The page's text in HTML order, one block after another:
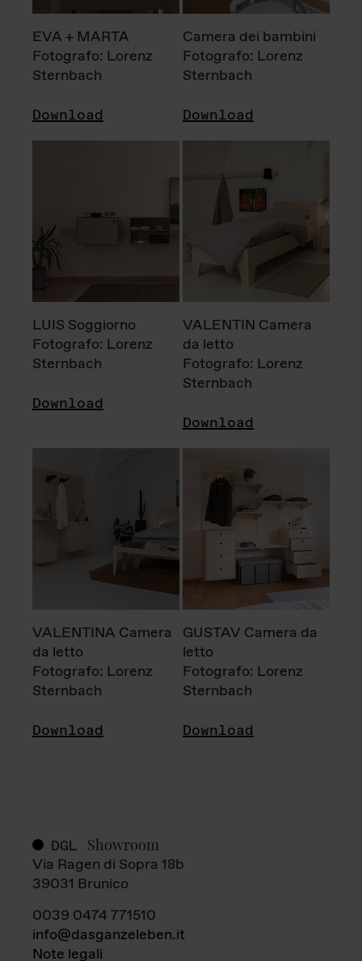
EVA + MARTA
Fotografo: Lorenz
Sternbach
Download
Camera dei bambini
Fotografo: Lorenz
Sternbach
Download
LUIS Soggiorno
Fotografo: Lorenz
Sternbach
Download
VALENTIN Camera
da letto
Fotografo: Lorenz
Sternbach
Download
VALENTINA Camera
da letto
Fotografo: Lorenz
Sternbach
Download
GUSTAV Camera da
letto
Fotografo: Lorenz
Sternbach
Download
DGL Showroom
Via Ragen di Sopra 18b
39031 Brunico
0039 0474 771510
info@dasganzeleben.it
Note legali